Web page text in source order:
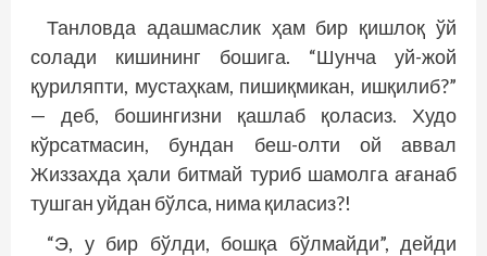
Танловда адашмаслик ҳам бир қишлоқ ўй
солади кишининг бошига. “Шунча уй-жой
қуриляпти, мустаҳкам, пишиқмикан, ишқилиб?”
— деб, бошингизни қашлаб қоласиз. Худо
кўрсатмасин, бундан беш-олти ой аввал
Жиззахда ҳали битмай туриб шамолга ағанаб
тушган уйдан бўлса, нима қиласиз?!
“Э, у бир бўлди, бошқа бўлмайди”, дейди